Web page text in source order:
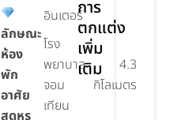
ลักษณะ
ห้อง
พัก
อาศัย
สุดหรู
อินเตอร์
โรง
พยาบาล
จอม
เทียน
4.3
กิโลเมตร
การ
ตกแต่ง
เพิ่ม
เติม